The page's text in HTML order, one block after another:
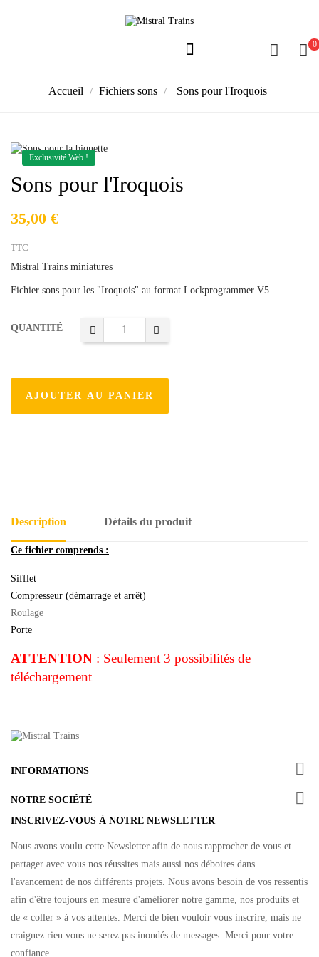
0
Accueil Fichiers sons Sons pour l'Iroquois
Exclusivité Web !
Sons pour l'Iroquois
35,00 €
TTC
Mistral Trains miniatures
Fichier sons pour les "Iroquois" au format Lockprogrammer V5
QUANTITÉ
AJOUTER AU PANIER
Description Détails du produit
Ce fichier comprends :
Sifflet
Compresseur (démarrage et arrêt)
Roulage
Porte
ATTENTION : Seulement 3 possibilités de
téléchargement
INFORMATIONS 
NOTRE SOCIÉTÉ 
INSCRIVEZ-VOUS À NOTRE NEWSLETTER
Nous avons voulu cette Newsletter afin de nous rapprocher de vous et
partager avec vous nos réussites mais aussi nos déboires dans
l'avancement de nos différents projets. Nous avons besoin de vos ressentis
afin d'être toujours en mesure d'améliorer notre gamme, nos produits et
de « coller » à vos attentes. Merci de bien vouloir vous inscrire, mais ne
craignez rien vous ne serez pas inondés de messages. Merci pour votre
confiance.